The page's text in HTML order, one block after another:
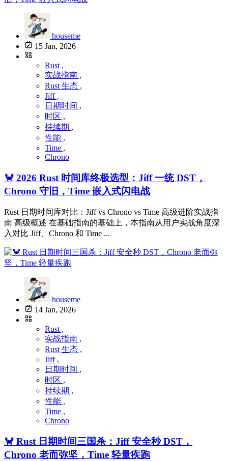
houseme
15 Jan, 2026
Rust ,
实战指南 ,
Rust 生态 ,
Jiff ,
日期时间 ,
时区 ,
持续期 ,
性能 ,
Time ,
Chrono
🦀 2026 Rust 时间库终极选型：Jiff 一统 DST，
Chrono 守旧，Time 嵌入式闪电战
Rust 日期时间库对比：Jiff vs Chrono vs Time 高级进阶实战指
南 高级概述 在基础指南的基础上，本指南从用户实战角度深
入对比 Jiff、Chrono 和 Time ...
houseme
14 Jan, 2026
Rust ,
实战指南 ,
Rust 生态 ,
Jiff ,
日期时间 ,
时区 ,
持续期 ,
性能 ,
Time ,
Chrono
🦀 Rust 日期时间三国杀：Jiff 安全秒 DST，
Chrono 老而弥坚，Time 轻量疾跑